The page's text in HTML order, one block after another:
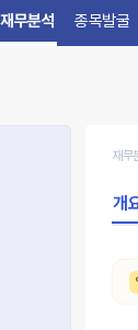
재무분석 종목발굴
재무
개
AI 주가예측 추세가